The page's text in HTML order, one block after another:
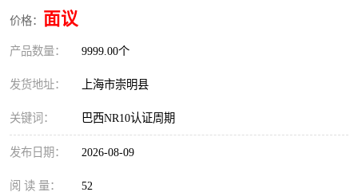
价格： 面议
产品数量： 9999.00个
发货地址： 上海市崇明县
关键词： 巴西NR10认证周期
发布日期： 2026-08-09
阅 读 量： 52